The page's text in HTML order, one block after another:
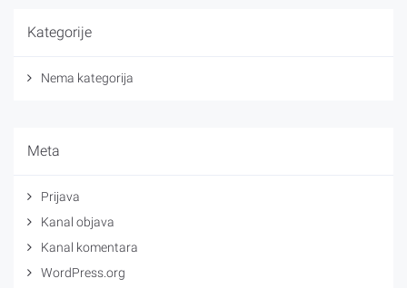
Kategorije
Nema kategorija
Meta
Prijava
Kanal objava
Kanal komentara
WordPress.org